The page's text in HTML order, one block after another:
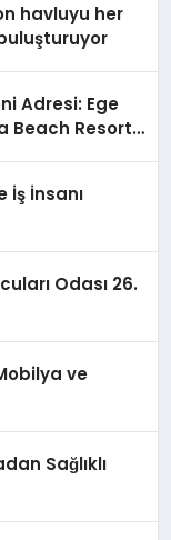
havluyu her
Adresi: Ege
Beach Resort
İş İnsanı
Odası 26.
ve
Sağlıklı